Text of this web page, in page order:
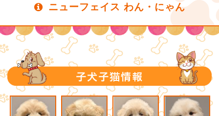
ニューフェイス わん・にゃん